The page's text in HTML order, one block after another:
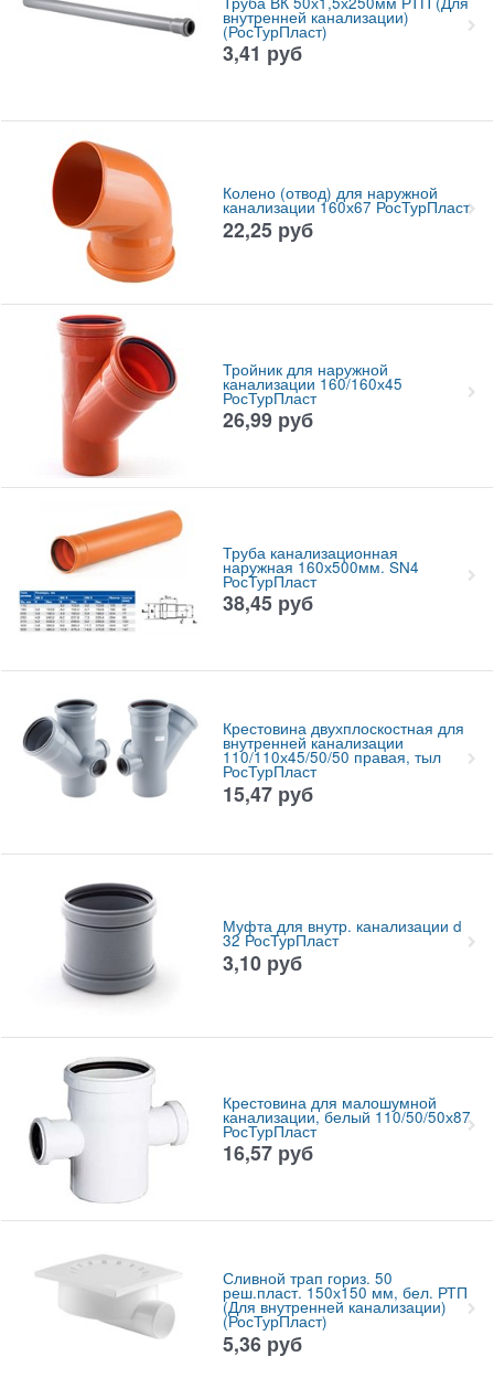
внутренней канализации)
(РосТурПласт)
3,41 руб
Колено (отвод) для наружной
канализации 160х67 РосТурПласт
22,25 руб
Тройник для наружной
канализации 160/160х45
РосТурПласт
26,99 руб
Труба канализационная
наружная 160х500мм. SN4
РосТурПласт
38,45 руб
Крестовина двухплоскостная для
внутренней канализации
110/110х45/50/50 правая, тыл
РосТурПласт
15,47 руб
Муфта для внутр. канализации d
32 РосТурПласт
3,10 руб
Крестовина для малошумной
канализации, белый 110/50/50х87
РосТурПласт
16,57 руб
Сливной трап гориз. 50
реш.пласт. 150х150 мм, бел. РТП
(Для внутренней канализации)
(РосТурПласт)
5,36 руб